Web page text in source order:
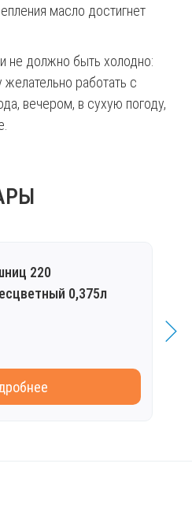
масло достигнет
не должно быть холодно:
работать с
вечером, в сухую погоду,
220
0,375л